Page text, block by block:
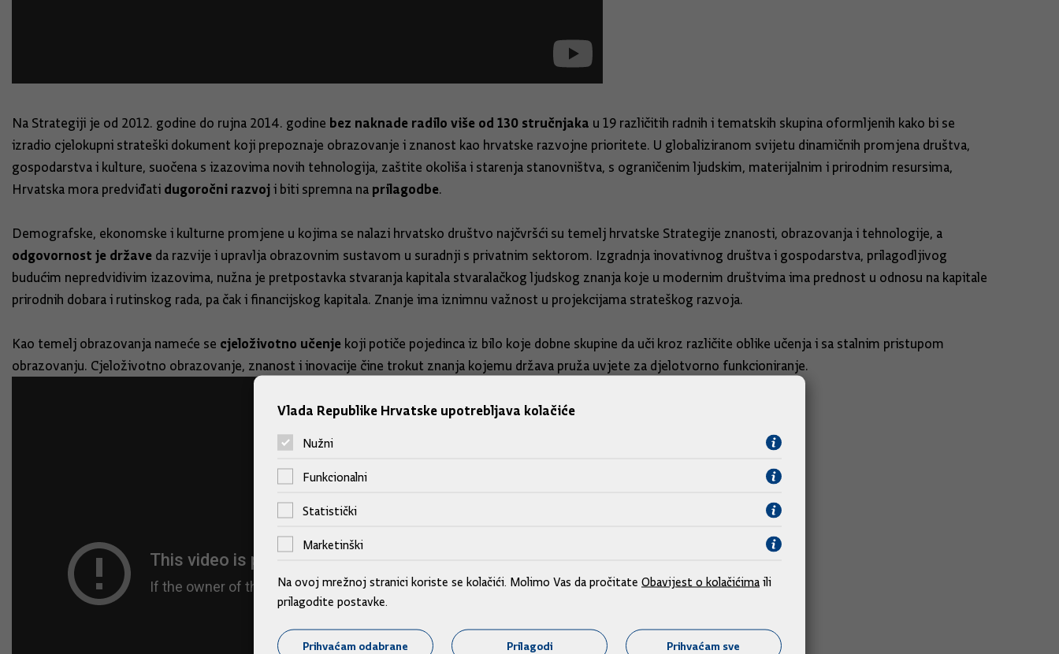
Na Strategiji je od 2012. godine do rujna 2014. godine bez naknade radilo više od 130 stručnjaka u 19 različitih radnih i tematskih skupina oformljenih kako bi se
izradio cjelokupni strateški dokument koji prepoznaje obrazovanje i znanost kao hrvatske razvojne prioritete. U globaliziranom svijetu dinamičnih promjena društva,
gospodarstva i kulture, suočena s izazovima novih tehnologija, zaštite okoliša i starenja stanovništva, s ograničenim ljudskim, materijalnim i prirodnim resursima,
Hrvatska mora predviđati dugoročni razvoj i biti spremna na prilagodbe.
Demografske, ekonomske i kulturne promjene u kojima se nalazi hrvatsko društvo najčvršći su temelj hrvatske Strategije znanosti, obrazovanja i tehnologije, a
odgovornost je države da razvije i upravlja obrazovnim sustavom u suradnji s privatnim sektorom. Izgradnja inovativnog društva i gospodarstva, prilagodljivog
budućim nepredvidivim izazovima, nužna je pretpostavka stvaranja kapitala stvaralačkog ljudskog znanja koje u modernim društvima ima prednost u odnosu na kapitale
prirodnih dobara i rutinskog rada, pa čak i financijskog kapitala. Znanje ima iznimnu važnost u projekcijama strateškog razvoja.
Kao temelj obrazovanja nameće se cjeloživotno učenje koji potiče pojedinca iz bilo koje dobne skupine da uči kroz različite oblike učenja i sa stalnim pristupom
obrazovanju. Cjeloživotno obrazovanje, znanost i inovacije čine trokut znanja kojemu država pruža uvjete za djelotvorno funkcioniranje.
Vlada Republike Hrvatske upotrebljava kolačiće
Nužni
Funkcionalni
Statistički
Marketinški
Na ovoj mrežnoj stranici koriste se kolačići. Molimo Vas da pročitate Obavijest o kolačićima ili
prilagodite postavke.
Prihvaćam odabrane Prilagodi Prihvaćam sve